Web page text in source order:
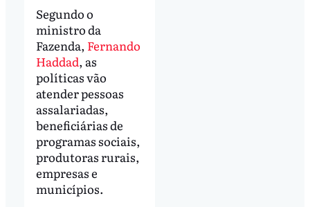
Segundo o
ministro da
Fazenda, Fernando
Haddad, as
políticas vão
atender pessoas
assalariadas,
beneficiárias de
programas sociais,
produtoras rurais,
empresas e
municípios.